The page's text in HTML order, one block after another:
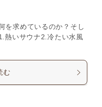
を求めているのか？そし
熱いサウナ2.冷たい水風
む